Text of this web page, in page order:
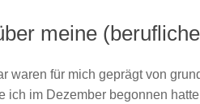
meine
waren für mich geprägt von
ich im Dezember begonnen